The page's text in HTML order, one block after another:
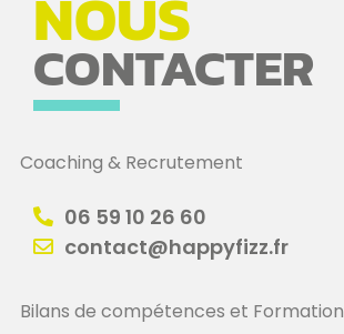
NOUS
CONTACTER
Coaching & Recrutement
06 59 10 26 60
contact@happyfizz.fr
Bilans de compétences et Formation